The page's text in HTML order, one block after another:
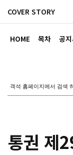
HOME 목차 공
COVER STORY
통권 제